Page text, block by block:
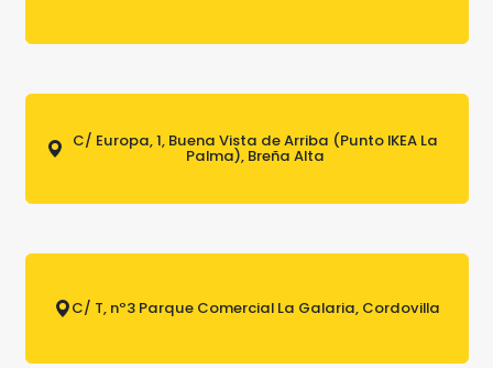
C/ Europa, 1, Buena Vista de Arriba (Punto IKEA La
Palma), Breña Alta
C/ T, nº3 Parque Comercial La Galaria, Cordovilla